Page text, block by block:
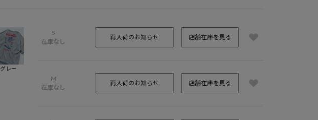
グレー
S
在庫なし
再入荷のお知らせ 店舗在庫を見る
M
在庫なし
再入荷のお知らせ 店舗在庫を見る